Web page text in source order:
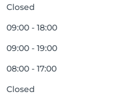
Closed
09:00 - 18:00
09:00 - 19:00
08:00 - 17:00
Closed